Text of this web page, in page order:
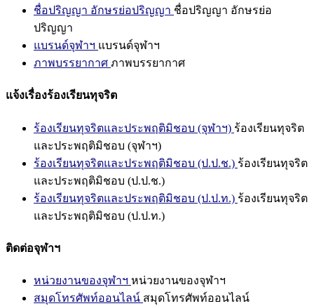
ชื่อปริญญา อักษรย่อปริญญา ชื่อปริญญา อักษรย่อ
ปริญญา
แบรนด์จุฬาฯ แบรนด์จุฬาฯ
ภาพบรรยากาศ ภาพบรรยากาศ
แจ้งเรื่องร้องเรียนทุจริต
ร้องเรียนทุจริตและประพฤติมิชอบ (จุฬาฯ) ร้องเรียนทุจริต
และประพฤติมิชอบ (จุฬาฯ)
ร้องเรียนทุจริตและประพฤติมิชอบ (ป.ป.ช.) ร้องเรียนทุจริต
และประพฤติมิชอบ (ป.ป.ช.)
ร้องเรียนทุจริตและประพฤติมิชอบ (ป.ป.ท.) ร้องเรียนทุจริต
และประพฤติมิชอบ (ป.ป.ท.)
ติดต่อจุฬาฯ
หน่วยงานของจุฬาฯ หน่วยงานของจุฬาฯ
สมุดโทรศัพท์ออนไลน์ สมุดโทรศัพท์ออนไลน์